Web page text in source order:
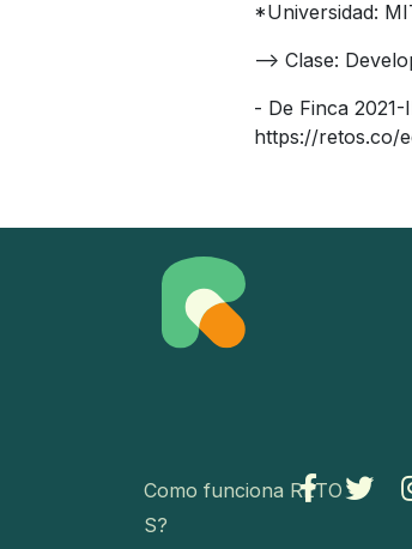
*Universidad:
--> Clase:
- De Finca
https://retos.co/
Como funciona RETO
S?